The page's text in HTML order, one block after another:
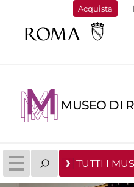
Acquista
MUSEO DI
TUTTI I